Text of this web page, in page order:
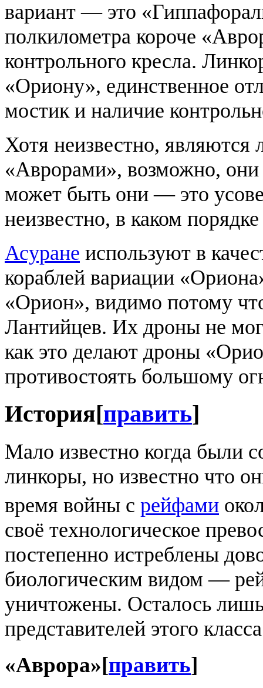
вариант — это
полкилометра короче
контрольного кресла.
«Ориону», единственное
мостик и наличие
Хотя неизвестно,
«Аврорами», возможно,
может быть они — это
неизвестно, в каком
Асуране используют в
кораблей вариации
«Орион», видимо потому
Лантийцев. Их дроны не
как это делают дроны
противостоять большому
История[править]
Мало известно когда были
линкоры, но известно что
время войны с рейфами
своё технологическое
постепенно истреблены
биологическим видом —
уничтожены. Осталось
представителей этого
«Аврора»[править]